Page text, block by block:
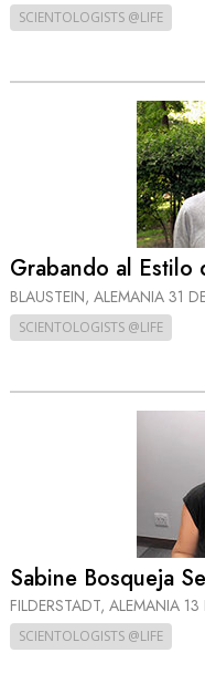
SCIENTOLOGISTS @LIFE
Grabando al Estilo
BLAUSTEIN, ALEMANIA 31
SCIENTOLOGISTS @LIFE
Sabine Bosqueja
FILDERSTADT, ALEMANIA 13
SCIENTOLOGISTS @LIFE